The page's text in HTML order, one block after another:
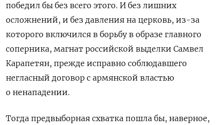
победил бы без всего этого. И без лишних
осложнений, и без давления на церковь, из-за
которого включился в борьбу в образе главного
соперника, магнат российской выделки Самвел
Карапетян, прежде исправно соблюдавшего
негласный договор с армянской властью
о ненападении.
Тогда предвыборная схватка пошла бы, наверное,